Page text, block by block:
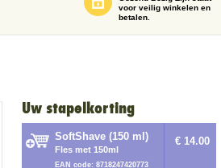
voor veilig winkelen en
betalen.
Uw stapelkorting
SoftShave (150 ml)
Fles met 150ml
EAN code: 8718247420773
€ 14.00